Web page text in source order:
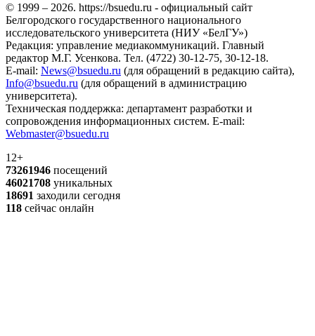
© 1999 – 2026. https://bsuedu.ru - официальный сайт
Белгородского государственного национального
исследовательского университета (НИУ «БелГУ»)
Редакция: управление медиакоммуникаций. Главный
редактор М.Г. Усенкова. Тел. (4722) 30-12-75, 30-12-18.
E-mail: News@bsuedu.ru (для обращений в редакцию сайта),
Info@bsuedu.ru (для обращений в администрацию
университета).
Техническая поддержка: департамент разработки и
сопровождения информационных систем. E-mail:
Webmaster@bsuedu.ru
12+
73261946 посещений
46021708 уникальных
18691 заходили сегодня
118 сейчас онлайн